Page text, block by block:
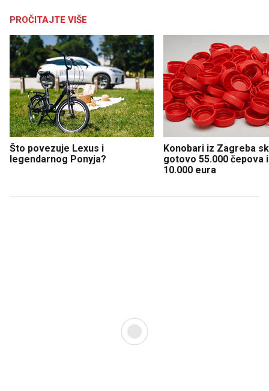
PROČITAJTE VIŠE
Što povezuje Lexus i
legendarnog Ponyja?
Konobari iz Zagreba
gotovo 55.000 čepova
10.000 eura